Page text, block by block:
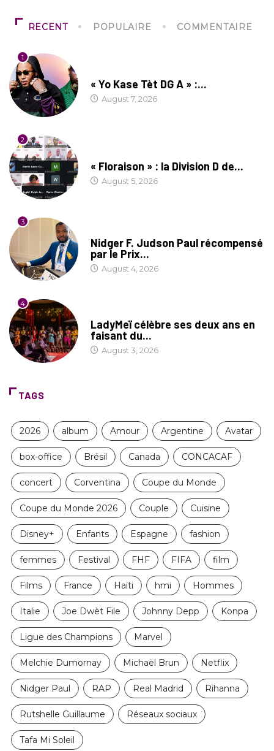
RECENT POPULAIRE COMMENTAIRE
1
« Yo Kase Tèt DG A » :...
August 7, 2026
2
« Floraison » : la Division D de...
August 5, 2026
3
Nidger F. Judson Paul récompensé
par le Prix...
August 4, 2026
4
LadyMeï célèbre ses deux ans en
faisant du...
August 3, 2026
TAGS
2026 album Amour Argentine Avatar
box-office Brésil Canada CONCACAF
concert Corventina Coupe du Monde
Coupe du Monde 2026 Couple Cuisine
Disney+ Enfants Espagne fashion
femmes Festival FHF FIFA film
Films France Haïti hmi Hommes
Italie Joe Dwèt File Johnny Depp Konpa
Ligue des Champions Marvel
Melchie Dumornay Michaël Brun Netflix
Nidger Paul RAP Real Madrid Rihanna
Rutshelle Guillaume Réseaux sociaux
Tafa Mi Soleil